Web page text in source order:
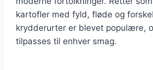
kartofler med fyld, fløde og
krydderurter er blevet populære,
tilpasses til enhver smag.